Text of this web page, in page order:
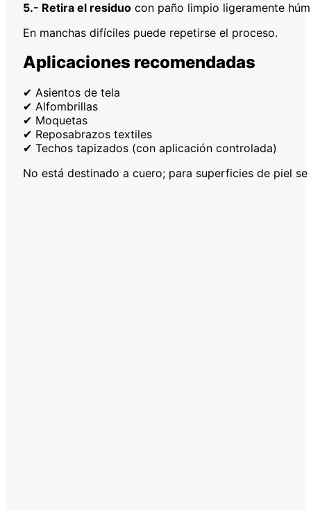
5.- Retira el residuo con paño limpio ligeramente
En manchas difíciles puede repetirse el proceso.
Aplicaciones recomendadas
✔ Asientos de tela
✔ Alfombrillas
✔ Moquetas
✔ Reposabrazos textiles
✔ Techos tapizados (con aplicación controlada)
No está destinado a cuero; para superficies de piel